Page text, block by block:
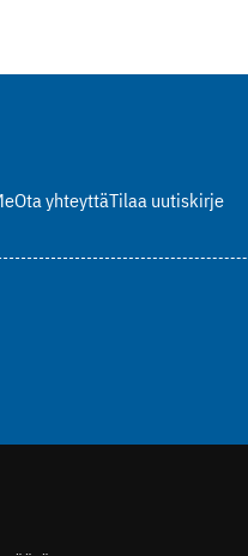
Ota yhteyttäTilaa uutiskirje